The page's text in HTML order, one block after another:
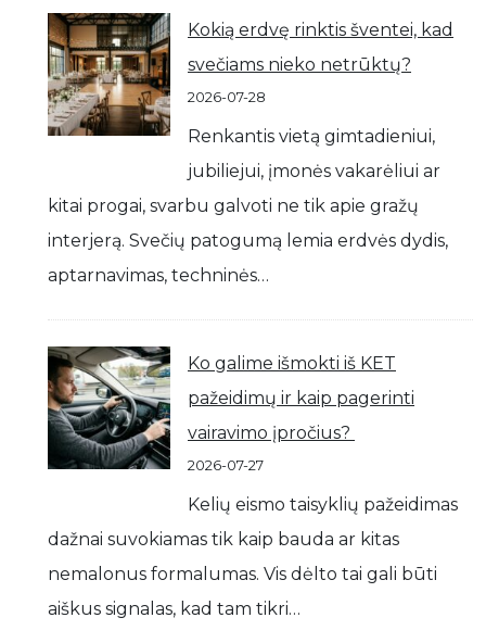
Kokią erdvę rinktis šventei, kad
svečiams nieko netrūktų?
2026-07-28
Renkantis vietą gimtadieniui,
jubiliejui, įmonės vakarėliui ar
kitai progai, svarbu galvoti ne tik apie gražų
interjerą. Svečių patogumą lemia erdvės dydis,
aptarnavimas, techninės…
Ko galime išmokti iš KET
pažeidimų ir kaip pagerinti
vairavimo įpročius?
2026-07-27
Kelių eismo taisyklių pažeidimas
dažnai suvokiamas tik kaip bauda ar kitas
nemalonus formalumas. Vis dėlto tai gali būti
aiškus signalas, kad tam tikri…